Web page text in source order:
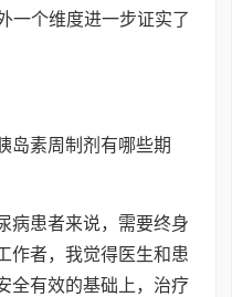
一个维度进一步证实了
岛素周制剂有哪些期
病患者来说，需要终身
作者，我觉得医生和患
全有效的基础上，治疗